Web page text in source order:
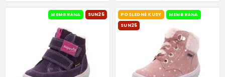
MEMBRÁNA SUN25 POSLEDNÉ KUSY
MEMBRÁNA
SUN25